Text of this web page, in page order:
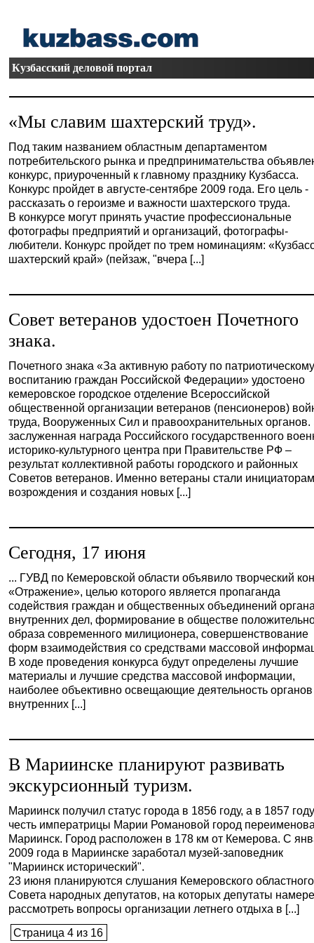
Кузбасский деловой портал
«Мы славим шахтерский труд».
Под таким названием областным департаментом
потребительского рынка и предпринимательства
конкурс, приуроченный к главному празднику Кузбасса.
Конкурс пройдет в августе-сентябре 2009 года. Его цель -
рассказать о героизме и важности шахтерского труда.
В конкурсе могут принять участие профессиональные
фотографы предприятий и организаций, фотографы-
любители. Конкурс пройдет по трем номинациям:
шахтерский край» (пейзаж, "вчера [...]
Совет ветеранов удостоен Почетного
знака.
Почетного знака «За активную работу по
воспитанию граждан Российской Федерации» удостоено
кемеровское городское отделение Всероссийской
общественной организации ветеранов (пенсионеров)
труда, Вооруженных Сил и правоохранительных органов.
заслуженная награда Российского государственного
историко-культурного центра при Правительстве РФ –
результат коллективной работы городского и районных
Советов ветеранов. Именно ветераны стали
возрождения и создания новых [...]
Сегодня, 17 июня
... ГУВД по Кемеровской области объявило творческий
«Отражение», целью которого является пропаганда
содействия граждан и общественных объединений
внутренних дел, формирование в обществе
образа современного милиционера, совершенствование
форм взаимодействия со средствами массовой
В ходе проведения конкурса будут определены лучшие
материалы и лучшие средства массовой информации,
наиболее объективно освещающие деятельность органов
внутренних [...]
В Мариинске планируют развивать
экскурсионный туризм.
Мариинск получил статус города в 1856 году, а в 1857
честь императрицы Марии Романовой город
Мариинск. Город расположен в 178 км от Кемерова. С
2009 года в Мариинске заработал музей-заповедник
"Мариинск исторический".
23 июня планируются слушания Кемеровского областного
Совета народных депутатов, на которых депутаты
рассмотреть вопросы организации летнего отдыха в [...]
Страница 4 из 16